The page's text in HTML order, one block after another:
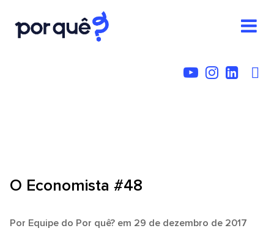
O Economista #48
Por Equipe do Por quê? em 29 de dezembro de 2017